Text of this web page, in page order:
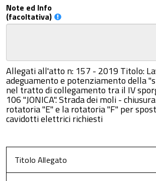
Note ed Info
(facoltativa)
Allegati all'atto n: 157 - 2019 Titolo:
adeguamento e potenziamento della
nel tratto di collegamento tra il IV
106 "JONICA". Strada dei moli -
rotatoria "E" e la rotatoria "F" per
cavidotti elettrici richiesti
Titolo Allegato